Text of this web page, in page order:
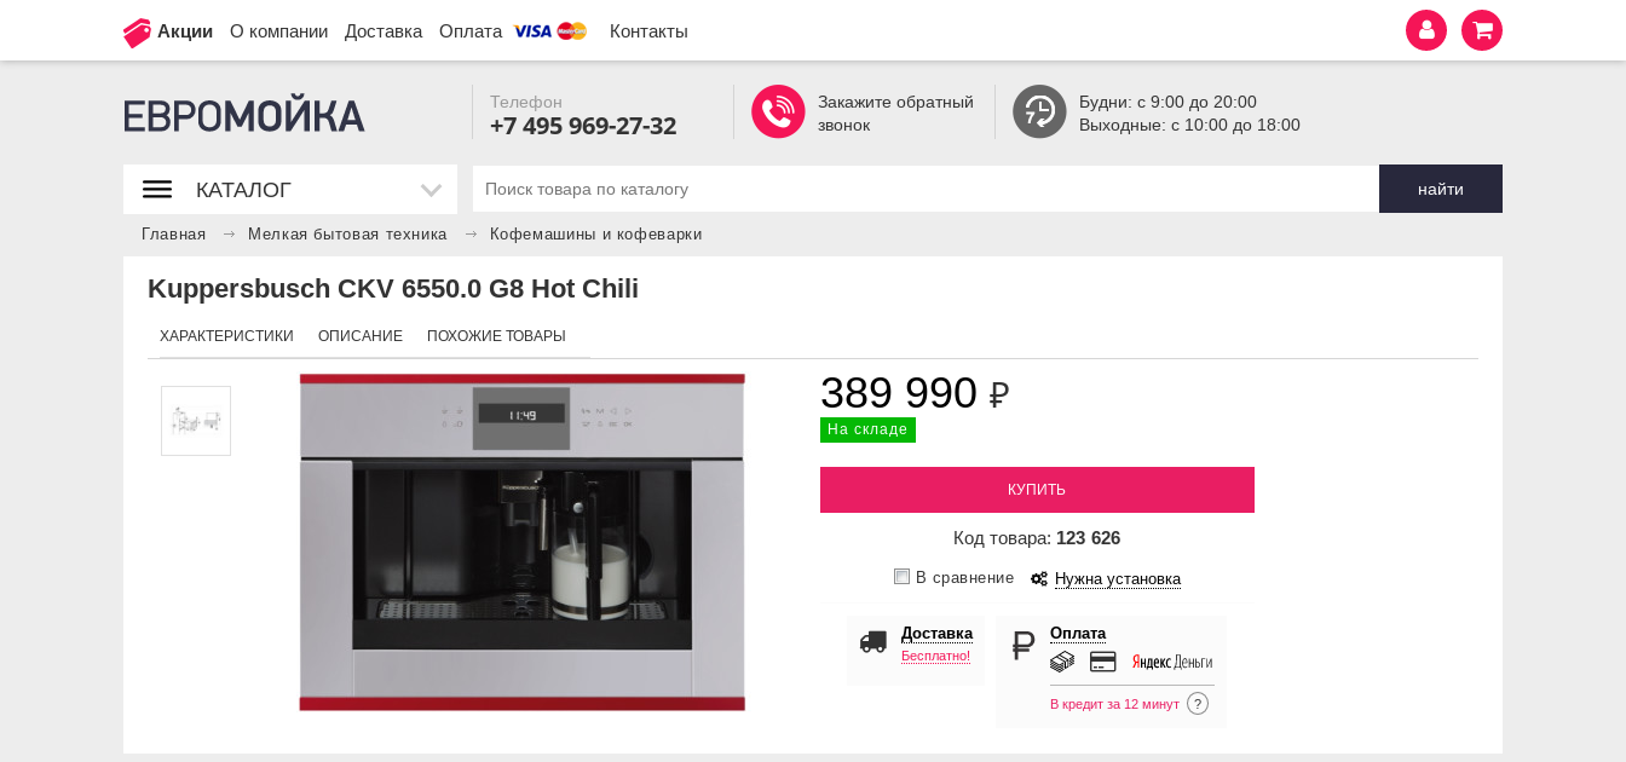
Акции О компании Доставка Оплата Контакты
Телефон
+7 495 969-27-32
Закажите обратный
звонок
Будни: с 9:00 до 20:00
Выходные: с 10:00 до 18:00
найти
КАТАЛОГ
Главная Мелкая бытовая техника Кофемашины и кофеварки
Kuppersbusch CKV 6550.0 G8 Hot Chili
ХАРАКТЕРИСТИКИ ОПИСАНИЕ ПОХОЖИЕ ТОВАРЫ
389 990 ₽
На складе
КУПИТЬ
Код товара: 123 626
В сравнение Нужна установка
Доставка
Бесплатно!
Оплата
В кредит за 12 минут ?